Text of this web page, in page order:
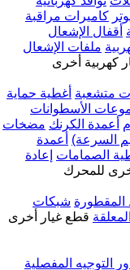
كاميرات مراقبة
أقفال الإشعال
ملفات الإشعال
كهربية أخرى
متشعبة أغطية حماية
الأسطوانات
أعمدة الكرنك مضخات
السرعة)
أعمدة
الصمامات
إعادة
للمحرك
شبكات
قطع غيار أخرى
التوجيه المفصلية